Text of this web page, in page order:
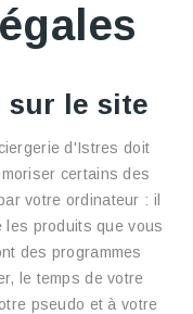
sur le site
d'Istres doit
certains des
votre ordinateur : il
les produits que vous
des programmes
le temps de votre
pseudo et à votre